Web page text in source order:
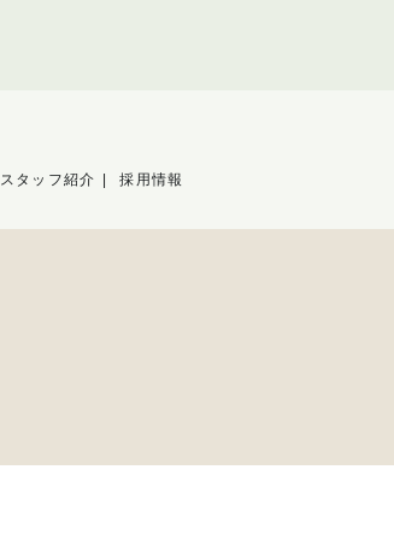
スタッフ紹介 採用情報